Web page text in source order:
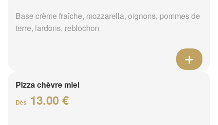
Base crème fraîche, mozzarella, oignons, pommes de
terre, lardons, reblochon
Pizza chèvre miel
Dès 13.00 €